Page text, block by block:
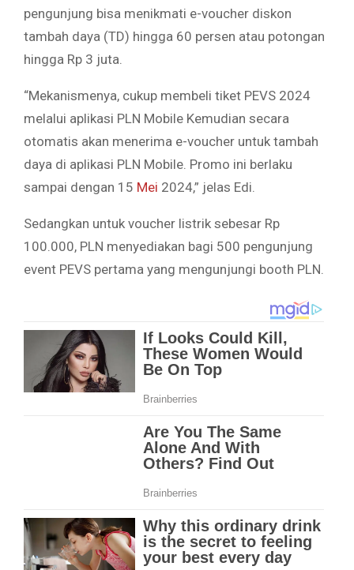
pengunjung bisa menikmati e-voucher diskon
tambah daya (TD) hingga 60 persen atau potongan
hingga Rp 3 juta.
“Mekanismenya, cukup membeli tiket PEVS 2024
melalui aplikasi PLN Mobile Kemudian secara
otomatis akan menerima e-voucher untuk tambah
daya di aplikasi PLN Mobile. Promo ini berlaku
sampai dengan 15 Mei 2024,” jelas Edi.
Sedangkan untuk voucher listrik sebesar Rp
100.000, PLN menyediakan bagi 500 pengunjung
event PEVS pertama yang mengunjungi booth PLN.